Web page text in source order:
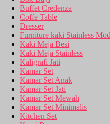
Buffet Credenza
Coffe Table
Dresser
Furniture kaki Stainless
Kaki Meja Besi
Kaki Meja Stainless
Kaligrafi Jati
Kamar Set
Kamar Set Anak
Kamar Set Jati
Kamar Set Mewah
Kamar Set Minimalis
Kitchen Set